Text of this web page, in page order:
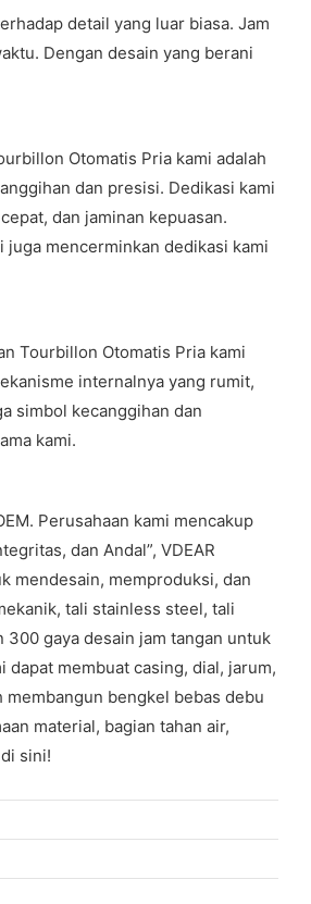
detail yang luar biasa. Jam
Dengan desain yang berani
Otomatis Pria kami adalah
dan presisi. Dedikasi kami
dan jaminan kepuasan.
juga mencerminkan dedikasi kami
Tourbillon Otomatis Pria kami
internalnya yang rumit,
simbol kecanggihan dan
kami.
Perusahaan kami mencakup
dan Andal”, VDEAR
mendesain, memproduksi, dan
tali stainless steel, tali
gaya desain jam tangan untuk
membuat casing, dial, jarum,
bengkel bebas debu
material, bagian tahan air,
sini!